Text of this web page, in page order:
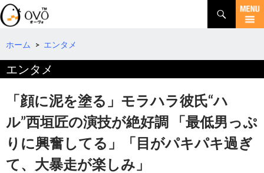
検
索
コ
テ
へ
ホーム > エンタメ
エンタメ
「顔に泥を塗る」モラハラ彼氏“ハ
ル”西垣匠の演技が絶好調 「最低男っぷ
りに興奮してる」「目がパキパキ過ぎ
て、大暴走が楽しみ」